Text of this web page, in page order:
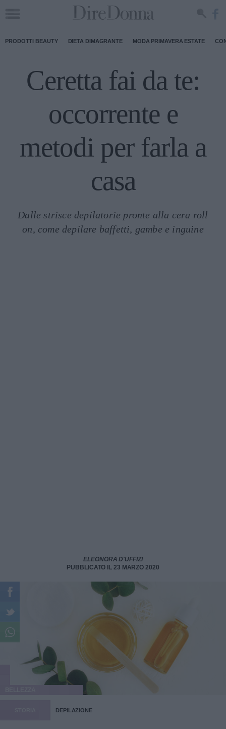
PRODOTTI BEAUTY DIETA DIMAGRANTE MODA PRIMAVERA ESTATE
Ceretta fai da te:
occorrente e
metodi per farla a
casa
Dalle strisce depilatorie pronte alla cera roll
on, come depilare baffetti, gambe e inguine
ELEONORA D'UFFIZI
PUBBLICATO IL 23 MARZO 2020
DEPILAZIONE